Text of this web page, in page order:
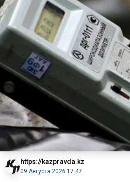
https://kazpravda.kz
09 Августа 2026 17:47